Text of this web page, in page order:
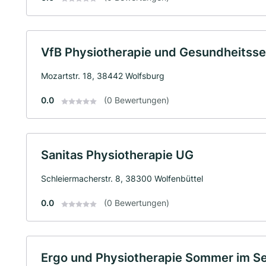
VfB Physiotherapie und
Mozartstr. 18, 38442 Wolfsburg
0.0 (0 Bewertungen)
Sanitas Physiotherapie UG
Schleiermacherstr. 8, 38300 Wolfenbüttel
0.0 (0 Bewertungen)
Ergo und Physiotherapie Sommer im